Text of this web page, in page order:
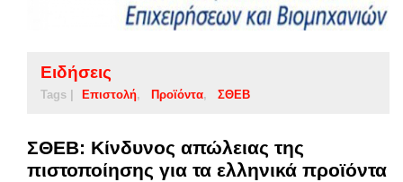
Ειδήσεις
Tags | Επιστολή Προϊόντα ΣΘΕΒ
ΣΘΕΒ: Κίνδυνος απώλειας της
πιστοποίησης για τα ελληνικά προϊόντα